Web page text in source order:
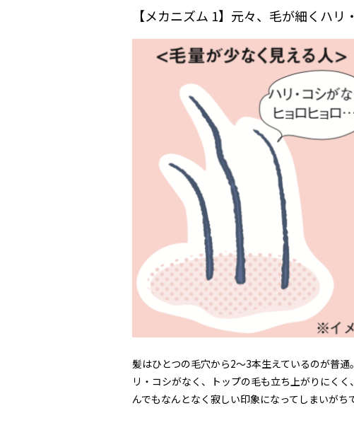
【メカニズム 1】元々、毛が細くハ
髪はひとつの毛穴から2～3本生えているのが普
リ・コシがなく、トップの毛も立ち上がりにく
んでもなんとなく寂しい印象になってしまいがち